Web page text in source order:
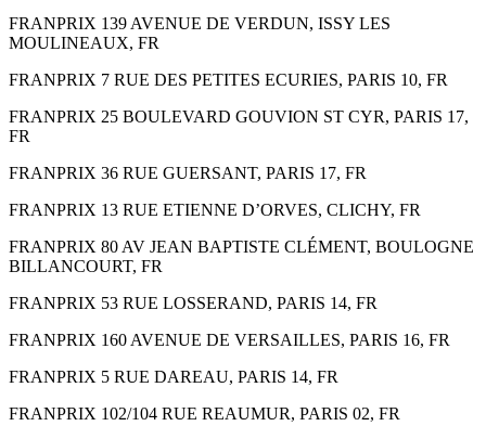
FRANPRIX 139 AVENUE DE VERDUN, ISSY LES
MOULINEAUX, FR
FRANPRIX 7 RUE DES PETITES ECURIES, PARIS 10, FR
FRANPRIX 25 BOULEVARD GOUVION ST CYR, PARIS 17,
FR
FRANPRIX 36 RUE GUERSANT, PARIS 17, FR
FRANPRIX 13 RUE ETIENNE D’ORVES, CLICHY, FR
FRANPRIX 80 AV JEAN BAPTISTE CLÉMENT, BOULOGNE
BILLANCOURT, FR
FRANPRIX 53 RUE LOSSERAND, PARIS 14, FR
FRANPRIX 160 AVENUE DE VERSAILLES, PARIS 16, FR
FRANPRIX 5 RUE DAREAU, PARIS 14, FR
FRANPRIX 102/104 RUE REAUMUR, PARIS 02, FR